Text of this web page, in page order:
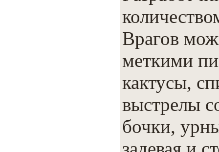
Врагов
меткими
кактусы,
выстрелы
бочки,